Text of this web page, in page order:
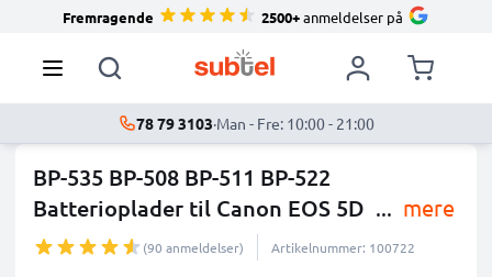
Fremragende 2500+anmeldelser på
78 79 3103·Man - Fre: 10:00 - 21:00
BP-535 BP-508 BP-511 BP-522
Batterioplader til Canon EOS 5D ... mere
(90 anmeldelser) Artikelnummer: 100722